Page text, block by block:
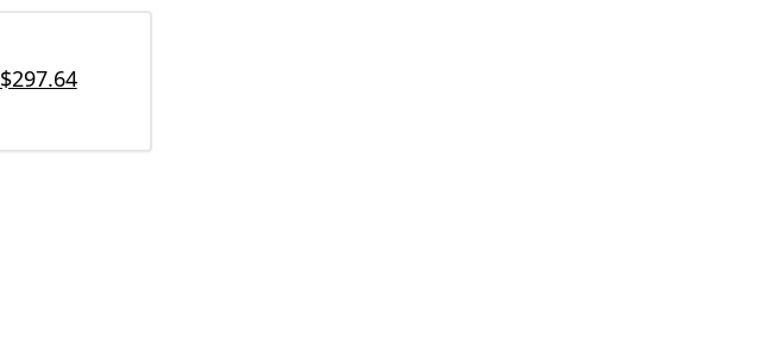
$297.64